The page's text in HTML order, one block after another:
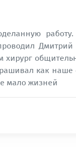
Дмитрий
как наше
мало жизней